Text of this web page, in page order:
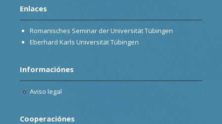
Enlaces
Romanisches Seminar der Universität Tübingen
Eberhard Karls Universität Tübingen
Informaciónes
Aviso legal
Cooperaciónes